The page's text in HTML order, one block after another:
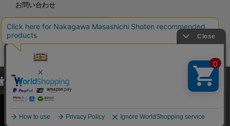
お問い合わせ
Copyright©2000-2026
Nakagawa Masashichi Shoten All Rights Reserved.
当サイトでは、当サイト内における閲覧履歴・属性情報などの取得およ
び利便性向上のためにクッキー（Cookie）を使用いたします。詳細に
関しては「プライバシーポリシー
承諾する